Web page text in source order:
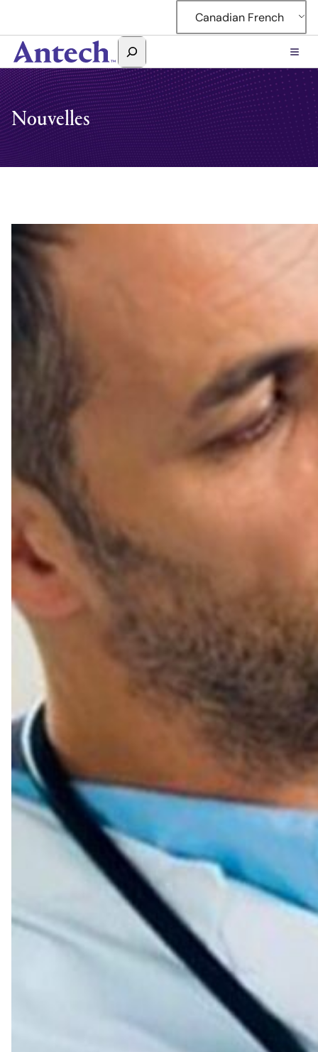
contenu
Canadian French
Rechercher
Antech
Nouvelles